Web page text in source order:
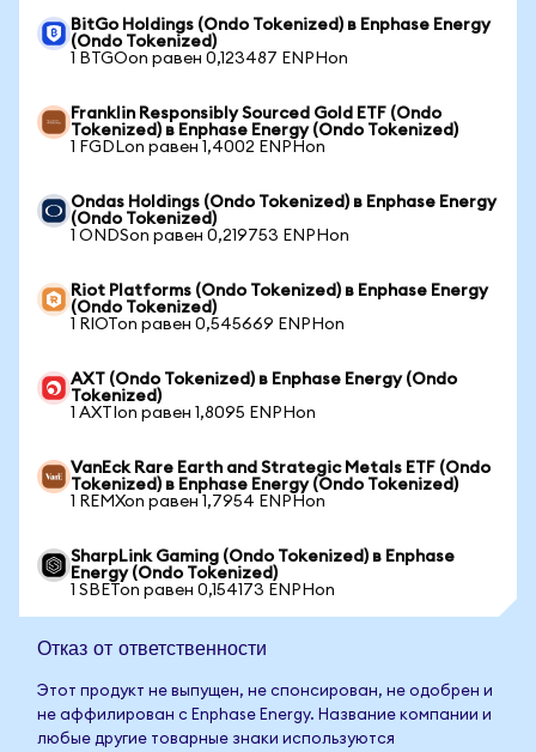
BitGo Holdings (Ondo Tokenized) в Enphase Energy
(Ondo Tokenized)
1 BTGOon равен 0,123487 ENPHon
Franklin Responsibly Sourced Gold ETF (Ondo
Tokenized) в Enphase Energy (Ondo Tokenized)
1 FGDLon равен 1,4002 ENPHon
Ondas Holdings (Ondo Tokenized) в Enphase Energy
(Ondo Tokenized)
1 ONDSon равен 0,219753 ENPHon
Riot Platforms (Ondo Tokenized) в Enphase Energy
(Ondo Tokenized)
1 RIOTon равен 0,545669 ENPHon
AXT (Ondo Tokenized) в Enphase Energy (Ondo
Tokenized)
1 AXTIon равен 1,8095 ENPHon
VanEck Rare Earth and Strategic Metals ETF (Ondo
Tokenized) в Enphase Energy (Ondo Tokenized)
1 REMXon равен 1,7954 ENPHon
SharpLink Gaming (Ondo Tokenized) в Enphase
Energy (Ondo Tokenized)
1 SBETon равен 0,154173 ENPHon
Отказ от ответственности
Этот продукт не выпущен, не спонсирован, не одобрен и
не аффилирован с Enphase Energy. Название компании и
любые другие товарные знаки используются